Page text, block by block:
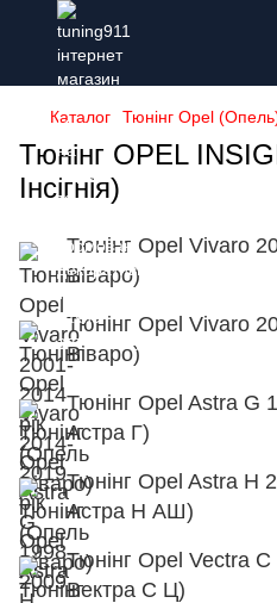
Каталог Тюнінг Opel
Тюнінг OPEL
Інсігнія)
Тюнінг Opel Vivaro
Віваро)
Тюнінг Opel Vivaro
Віваро)
Тюнінг Opel Astra G
Астра Г)
Тюнінг Opel Astra H
Астра Н АШ)
Тюнінг Opel Vectra
Вектра С Ц)